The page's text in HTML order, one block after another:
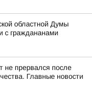
областной Думы
с граждананами
не прервался после
Главные новости